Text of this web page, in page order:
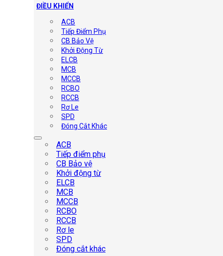
ĐIỀU KHIỂN
ACB
Tiếp Điểm Phụ
CB Bảo Vệ
Khởi Động Từ
ELCB
MCB
MCCB
RCBO
RCCB
Rơ Le
SPD
Đóng Cắt Khác
ACB
Tiếp điểm phụ
CB Bảo vệ
Khởi động từ
ELCB
MCB
MCCB
RCBO
RCCB
Rơ le
SPD
Đóng cắt khác